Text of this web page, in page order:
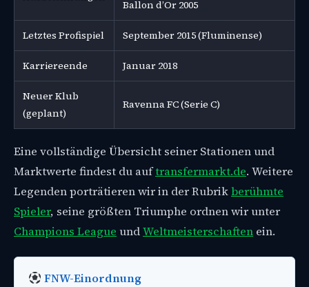
Ballon d’Or 2005
Letztes Profispiel September 2015 (Fluminense)
Karriereende Januar 2018
Neuer Klub
(geplant)
Ravenna FC (Serie C)
Eine vollständige Übersicht seiner Stationen und
Marktwerte findest du auftransfermarkt.de. Weitere
Legenden porträtieren wir in der Rubrikberühmte
Spieler, seine größten Triumphe ordnen wir unter
Champions League undWeltmeisterschaften ein.
FNW-Einordnung